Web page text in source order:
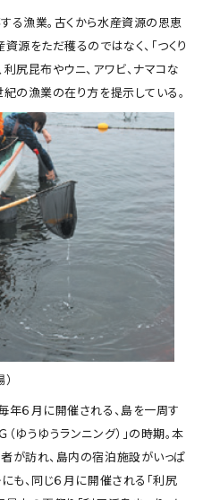
る漁業。古くから水産資源の恩恵
源をただ穫るのではなく、「つくり
尻昆布やウニ、アワビ、ナマコな
の漁業の在り方を提示している。
年６月に開催される、島を一周す
ゆうゆうランニング）」の時期。本
が訪れ、島内の宿泊施設がいっぱ
も、同じ６月に開催される「利尻